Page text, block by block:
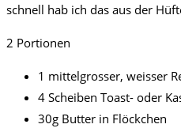
schnell hab ich das aus der
2 Portionen
1 mittelgrosser, weisser
4 Scheiben Toast- oder
30g Butter in Flöckchen